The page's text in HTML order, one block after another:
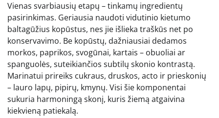
Vienas svarbiausių etapų – tinkamų ingredientų
pasirinkimas. Geriausia naudoti vidutinio kietumo
baltagūžius kopūstus, nes jie išlieka traškūs net po
konservavimo. Be kopūstų, dažniausiai dedamos
morkos, paprikos, svogūnai, kartais – obuoliai ar
spanguolės, suteikiančios subtilų skonio kontrastą.
Marinatui prireiks cukraus, druskos, acto ir prieskonių
– lauro lapų, pipirų, kmynų. Visi šie komponentai
sukuria harmoningą skonį, kuris žiemą atgaivina
kiekvieną patiekalą.